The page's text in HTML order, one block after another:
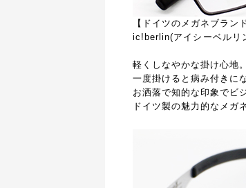
【ドイツのメガネブラン
ic!berlin(アイシーベルリ
軽くしなやかな掛け心地。
一度掛けると病み付きに
お洒落で知的な印象でビ
ドイツ製の魅力的なメガ